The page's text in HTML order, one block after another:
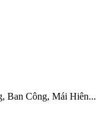
Ban Công, Mái Hiên...